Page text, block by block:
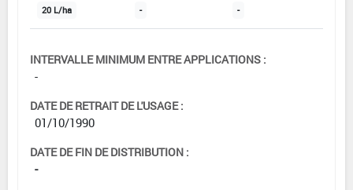
20 L/ha - -
INTERVALLE MINIMUM ENTRE APPLICATIONS :
-
DATE DE RETRAIT DE L'USAGE :
01/10/1990
DATE DE FIN DE DISTRIBUTION :
-